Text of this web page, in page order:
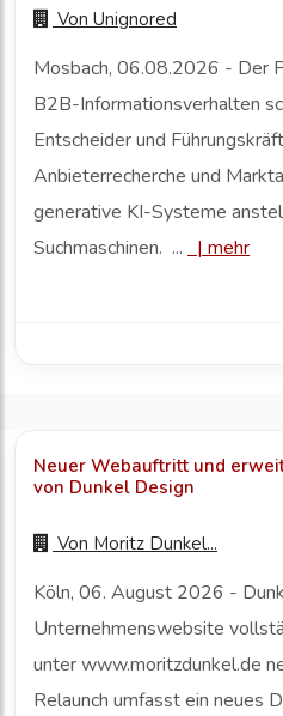
Von Unignored
Mosbach, 06.08.2026 - Der
B2B-Informationsverhalten
Entscheider und
Anbieterrecherche und
generative KI-Systeme
Suchmaschinen. ...
| mehr
Neuer Webauftritt und
von Dunkel Design
Von Moritz Dunkel...
Köln, 06. August 2026 -
Unternehmenswebsite
unter www.moritzdunkel.de
Relaunch umfasst ein neues